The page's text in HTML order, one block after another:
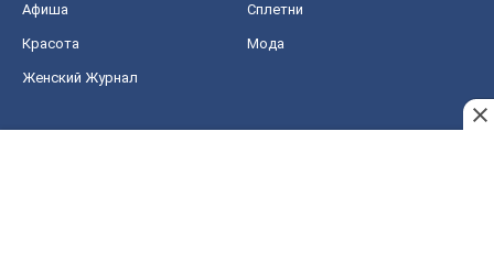
Афиша Сплетни
Красота Мода
Женский Журнал